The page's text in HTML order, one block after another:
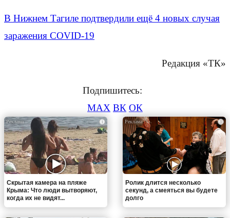
В Нижнем Тагиле подтвердили ещё 4 новых случая
заражения COVID-19
Редакция «ТК»
Подпишитесь:
MAX ВК ОК
i
Скрытая камера на пляже
Крыма: Что люди вытворяют,
когда их не видят...
i
Ролик длится несколько
секунд, а смеяться вы будете
долго